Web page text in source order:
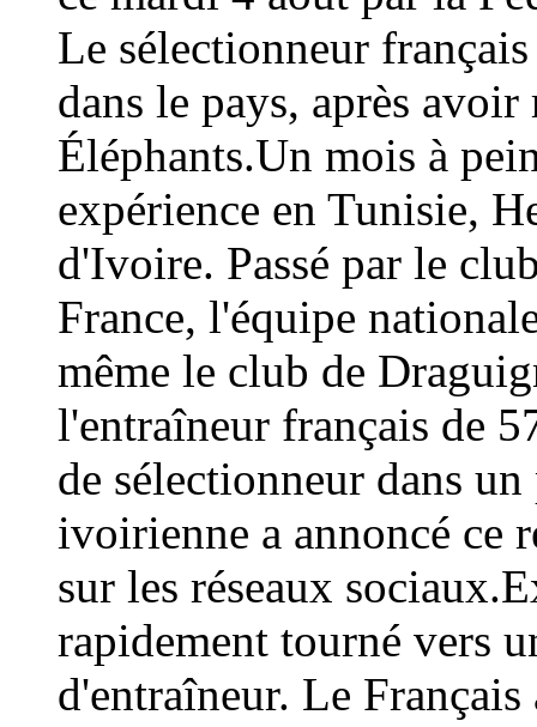
Le sélectionneur
dans le pays, après
Éléphants.Un mois à
expérience en Tunisie,
d'Ivoire. Passé par le
France, l'équipe
même le club de
l'entraîneur français de
de sélectionneur dans
ivoirienne a annoncé ce
sur les réseaux
rapidement tourné vers
d'entraîneur. Le